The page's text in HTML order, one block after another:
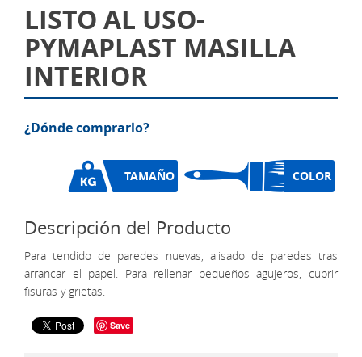
LISTO AL USO-
PYMAPLAST MASILLA
INTERIOR
¿Dónde comprarlo?
TAMAÑO COLOR
Descripción del Producto
Para tendido de paredes nuevas, alisado de paredes tras
arrancar el papel. Para rellenar pequeños agujeros, cubrir
fisuras y grietas.
Save